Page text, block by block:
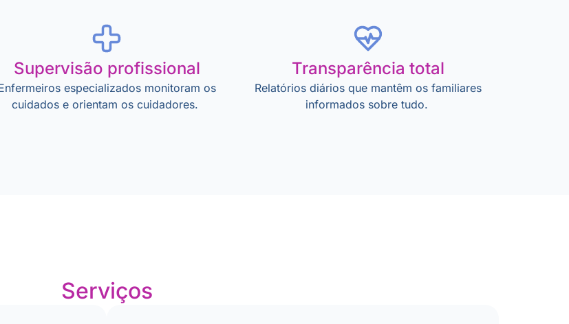
Supervisão profissional
especializados monitoram os
cuidados e orientam os cuidadores.
Transparência total
Relatórios diários que mantêm os familiares
informados sobre tudo.
Serviços